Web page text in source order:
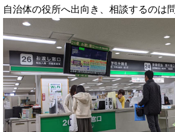
自治体の役所へ出向き、相談するのは